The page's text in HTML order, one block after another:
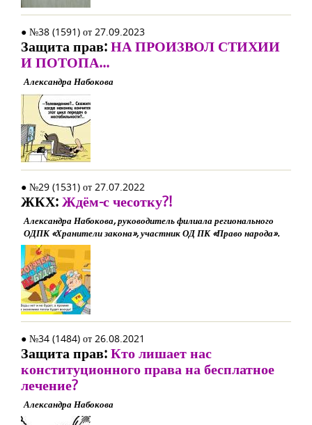
● №38 (1591) от 27.09.2023
Защита прав:НА ПРОИЗВОЛ СТИХИИ
И ПОТОПА...
Александра Набокова
● №29 (1531) от 27.07.2022
ЖКХ:Ждём-с чесотку?!
Александра Набокова, руководитель филиала регионального
ОДПК «Хранители закона», участник ОД ПК «Право народа».
● №34 (1484) от 26.08.2021
Защита прав:Кто лишает нас
конституционного права на бесплатное
лечение?
Александра Набокова